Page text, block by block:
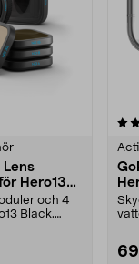
Lens
Hero13
och 4
Black.